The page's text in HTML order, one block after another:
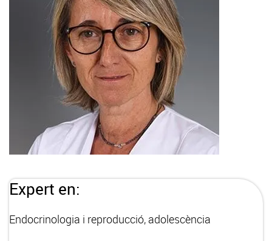
Expert en:
Endocrinologia i reproducció, adolescència